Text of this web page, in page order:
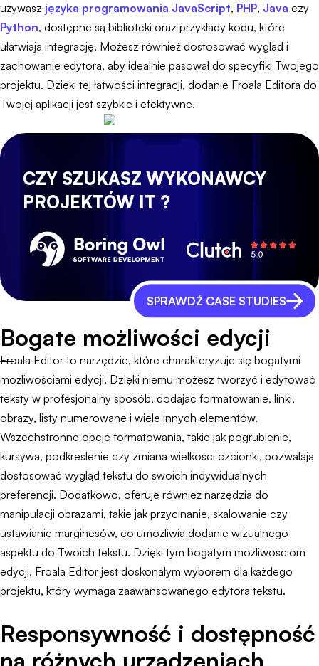
używasz języka programowania JavaScript, PHP, Java czy
Python, dostępne są biblioteki oraz przykłady kodu, które
ułatwiają integrację. Możesz również dostosować wygląd i
zachowanie edytora, aby idealnie pasował do specyfiki Twojego
projektu. Dzięki tej łatwości integracji, dodanie Froala Editora do
Twojej aplikacji jest szybkie i efektywne.
CZY SZUKASZ WYKONAWCY
PROJEKTÓW IT ?
SPRAWDŹ CASE STUDIES
Bogate możliwości edycji
Froala Editor to narzędzie, które charakteryzuje się bogatymi
możliwościami edycji. Dzięki niemu możesz tworzyć i edytować
teksty w profesjonalny sposób, dodając formatowanie, linki,
obrazy, listy numerowane i wiele innych elementów.
Wszechstronne opcje formatowania, takie jak pogrubienie,
kursywa, podkreślenie czy zmiana wielkości czcionki, pozwalają
dostosować wygląd tekstu do swoich indywidualnych
preferencji. Dodatkowo, oferuje również narzędzia do
manipulacji obrazami, takie jak przycinanie, skalowanie czy
ustawianie marginesów, co umożliwia dodanie wizualnego
aspektu do Twoich tekstu. Dzięki tym bogatym możliwościom
edycji, Froala Editor jest doskonałym wyborem dla każdego
projektu, który wymaga zaawansowanego edytora tekstu.
Responsywność i dostępność
na różnych urządzeniach